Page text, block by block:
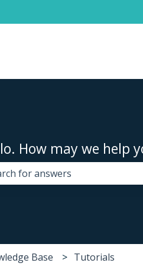
for translations
How may we help
Base Tutorials